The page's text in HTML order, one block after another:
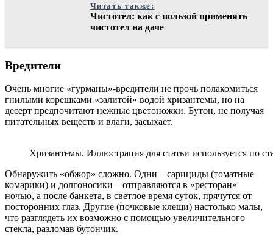
Читать также:
Чистотел: как с пользой применять
чистотел на даче
Вредители
Очень многие «гурманы»-вредители не прочь полакомиться
гнилыми корешками «залитой» водой хризантемы, но на
десерт предпочитают нежные цветоножки. Бутон, не получая
питательных веществ и влаги, засыхает.
Хризантемы. Иллюстрация для статьи используется по
Обнаружить «обжор» сложно. Одни – сарициды (томатные
комарики) и долгоносики – отправляются в «ресторан»
ночью, а после банкета, в светлое время суток, прячутся от
посторонних глаз. Другие (почковые клещи) настолько малы,
что разглядеть их возможно с помощью увеличительного
стекла, разломав бутончик.